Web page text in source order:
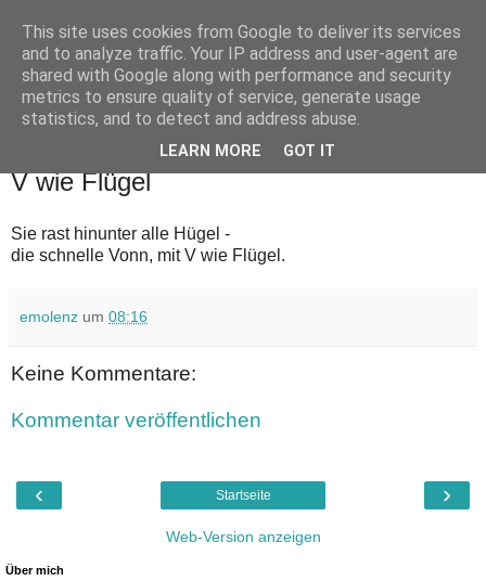
Zeitenhiebe
Satirische Kommentare zum Zeitgeschehen von emolenz
Sonntag, 5. Dezember 2010
V wie Flügel
Sie rast hinunter alle Hügel -
die schnelle Vonn, mit V wie Flügel.
emolenz um 08:16
Keine Kommentare:
Kommentar veröffentlichen
‹ ›
Startseite
Web-Version anzeigen
Über mich
This site uses cookies from Google to deliver its services
and to analyze traffic. Your IP address and user-agent are
shared with Google along with performance and security
metrics to ensure quality of service, generate usage
statistics, and to detect and address abuse.
LEARN MORE GOT IT